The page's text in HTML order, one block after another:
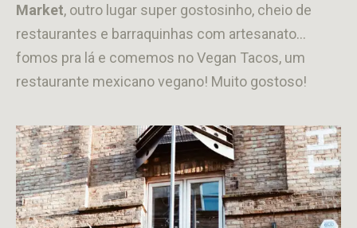
Market, outro lugar super gostosinho, cheio de
restaurantes e barraquinhas com artesanato…
fomos pra lá e comemos no Vegan Tacos, um
restaurante mexicano vegano! Muito gostoso!